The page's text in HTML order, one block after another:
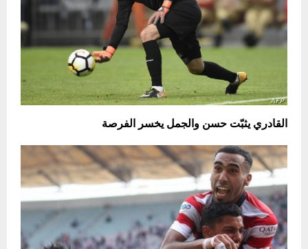
القادري يثبّت حسن والجمل يخسر الفرصة